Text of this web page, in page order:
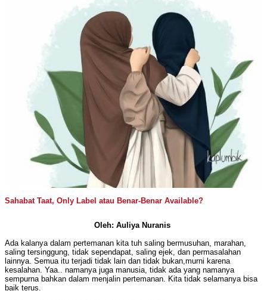
Sahabat Taat, Only Label atau Benar-Benar Available?
Oleh: Auliya Nuranis
Ada kalanya dalam pertemanan kita tuh saling bermusuhan, marahan,
saling tersinggung, tidak sependapat, saling ejek, dan permasalahan
lainnya. Semua itu terjadi tidak lain dan tidak bukan,murni karena
kesalahan. Yaa.. namanya juga manusia, tidak ada yang namanya
sempurna bahkan dalam menjalin pertemanan. Kita tidak selamanya bisa
baik terus.